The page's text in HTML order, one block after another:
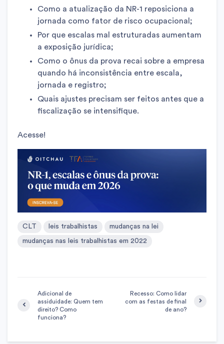
Como a atualização da NR-1 reposiciona a
jornada como fator de risco ocupacional;
Por que escalas mal estruturadas aumentam
a exposição jurídica;
Como o ônus da prova recai sobre a empresa
quando há inconsistência entre escala,
jornada e registro;
Quais ajustes precisam ser feitos antes que a
fiscalização se intensifique.
Acesse!
CLT leis trabalhistas mudanças na lei
mudanças nas leis trabalhistas em 2022
Adicional de
assiduidade: Quem tem
direito? Como
funciona?
Recesso: Como lidar
com as festas de final
de ano?